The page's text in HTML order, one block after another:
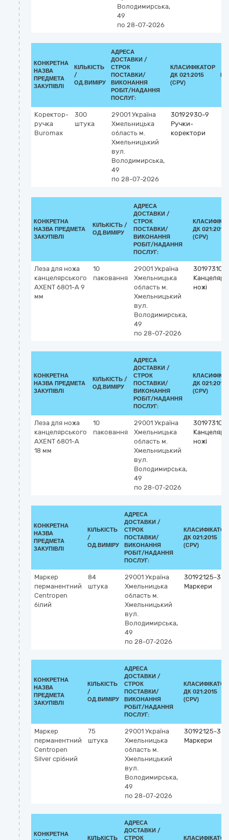
Володимирська,
49
по 28-07-2026
КОНКРЕТНА
НАЗВА
ПРЕДМЕТА
ЗАКУПІВЛІ
КІЛЬКІСТЬ
/
ОД.ВИМІРУ
АДРЕСА
ДОСТАВКИ /
СТРОК
ПОСТАВКИ/
ВИКОНАННЯ
РОБІТ/НАДАННЯ
ПОСЛУГ:
КЛАСИФІКАТОР
ДК 021:2015
(CPV)
Коректор-
ручка
Buromax
300
штука
29001 Україна
Хмельницька
область м.
Хмельницький
вул.
Володимирська,
49
по 28-07-2026
30192930-9
Ручки-
коректори
КОНКРЕТНА
НАЗВА ПРЕДМЕТА
ЗАКУПІВЛІ
КІЛЬКІСТЬ /
ОД.ВИМІРУ
АДРЕСА
ДОСТАВКИ /
СТРОК
ПОСТАВКИ/
ВИКОНАННЯ
РОБІТ/НАДАННЯ
ПОСЛУГ:
ДК 021:2015
(CPV)
Леза для ножа
канцелярського
AXENT 6801-А 9
мм
10
паковання
29001 Україна
Хмельницька
область м.
Хмельницький
вул.
Володимирська,
49
по 28-07-2026
30197310-2
ножі
КОНКРЕТНА
НАЗВА ПРЕДМЕТА
ЗАКУПІВЛІ
КІЛЬКІСТЬ /
ОД.ВИМІРУ
АДРЕСА
ДОСТАВКИ /
СТРОК
ПОСТАВКИ/
ВИКОНАННЯ
РОБІТ/НАДАННЯ
ПОСЛУГ:
ДК 021:2015
(CPV)
Леза для ножа
канцелярського
AXENT 6801-А
18 мм
10
паковання
29001 Україна
Хмельницька
область м.
Хмельницький
вул.
Володимирська,
49
по 28-07-2026
30197310-2
ножі
КОНКРЕТНА
НАЗВА
ПРЕДМЕТА
ЗАКУПІВЛІ
КІЛЬКІСТЬ
/
ОД.ВИМІРУ
АДРЕСА
ДОСТАВКИ /
СТРОК
ПОСТАВКИ/
ВИКОНАННЯ
РОБІТ/НАДАННЯ
ПОСЛУГ:
КЛАСИФІКАТОР
ДК 021:2015
(CPV)
Маркер
перманентний
Centropen
білий
84
штука
29001 Україна
Хмельницька
область м.
Хмельницький
вул.
Володимирська,
49
по 28-07-2026
30192125-3
Маркери
КОНКРЕТНА
НАЗВА
ПРЕДМЕТА
ЗАКУПІВЛІ
КІЛЬКІСТЬ
/
ОД.ВИМІРУ
АДРЕСА
ДОСТАВКИ /
СТРОК
ПОСТАВКИ/
ВИКОНАННЯ
РОБІТ/НАДАННЯ
ПОСЛУГ:
КЛАСИФІКАТОР
ДК 021:2015
(CPV)
Маркер
перманентний
Centropen
Silver срібний
75
штука
29001 Україна
Хмельницька
область м.
Хмельницький
вул.
Володимирська,
49
по 28-07-2026
30192125-3
Маркери
КОНКРЕТНА
КІЛЬКІСТЬ
АДРЕСА
ДОСТАВКИ /
СТРОК
КЛАСИФІКАТОР